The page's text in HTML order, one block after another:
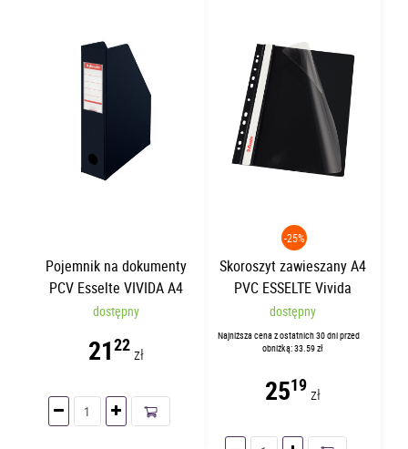
Pojemnik na dokumenty
PCV Esselte VIVIDA A4
7cm Czarny
dostępny
2122zł
-25%
Skoroszyt zawieszany A4
PVC ESSELTE Vivida
Czarny | 10 sztuk
dostępny
Najniższa cena z ostatnich 30 dni przed
obniżką: 33.59 zł
2519 zł